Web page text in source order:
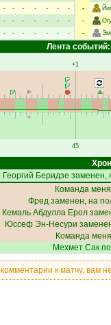
- - - - - -
-
- - - - - -
-
- - - - - - -
-
-
-
Лента событий:
+1
45
Георгий Беридзе заменен,
Команда
Фред заменен, на
Кемаль Абдулла Ерол
Юссеф Эн-Несури
Команда
Мехмет Сак
к матчу, вам